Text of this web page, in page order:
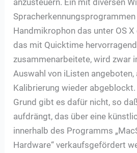
Handmikrophon das unter OS
das mit Quicktime hervorragend
zusammenarbeitete, wird zwar
Auswahl von iListen
Kalibrierung wieder
Grund gibt es dafür nicht, so
aufdrängt, das über eine
innerhalb des Programms
Hardware“ verkaufsgefördert